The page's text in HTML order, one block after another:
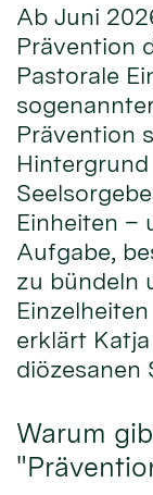
Ab Juni
Prävention
Pastorale
Prävention
Hintergrund
Einheiten –
Aufgabe,
zu bündeln
erklärt
diözesanen
Warum